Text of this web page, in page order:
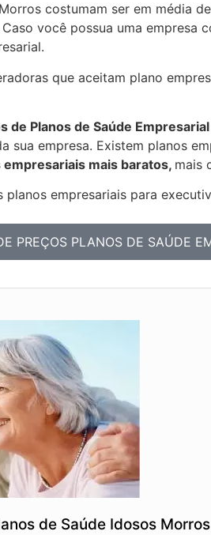
costumam ser em média
você possua uma empresa
que aceitam plano
de Planos de Saúde Empresarial
sua empresa. Existem planos
empresariais mais baratos, mais
planos empresariais para
PREÇOS PLANOS DE SAÚDE
de Saúde Idosos